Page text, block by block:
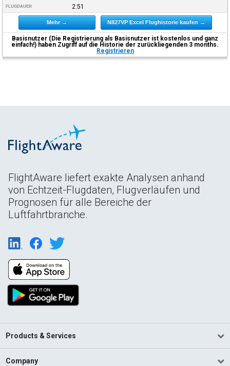
FLUGDAUER 2:51
Mehr → N827VP Excel Flughistorie kaufen →
Basisnutzer (Die Registrierung als Basisnutzer ist kostenlos und ganz
einfach!) haben Zugriff auf die Historie der zurückliegenden 3 months.
Registrieren
FlightAware liefert exakte Analysen anhand
von Echtzeit-Flugdaten, Flugverläufen und
Prognosen für alle Bereiche der
Luftfahrtbranche.
Products & Services
Company